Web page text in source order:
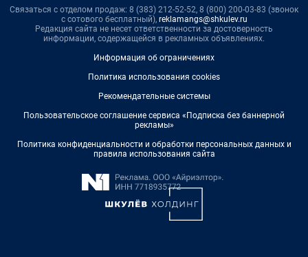
Связаться с отделом продаж: 8 (383) 212-52-52, 8 (800) 200-03-83 (звонок
с сотового бесплатный), reklamangs@shkulev.ru
Редакция сайта не несет ответственности за достоверность
информации, содержащейся в рекламных объявлениях.
Информация об ограничениях
Политика использования cookies
Рекомендательные системы
Пользовательское соглашение сервиса «Подписка без баннерной
рекламы»
Политика конфиденциальности и обработки персональных данных и
правила использования сайта